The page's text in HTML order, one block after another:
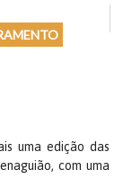
uma edição das
com uma